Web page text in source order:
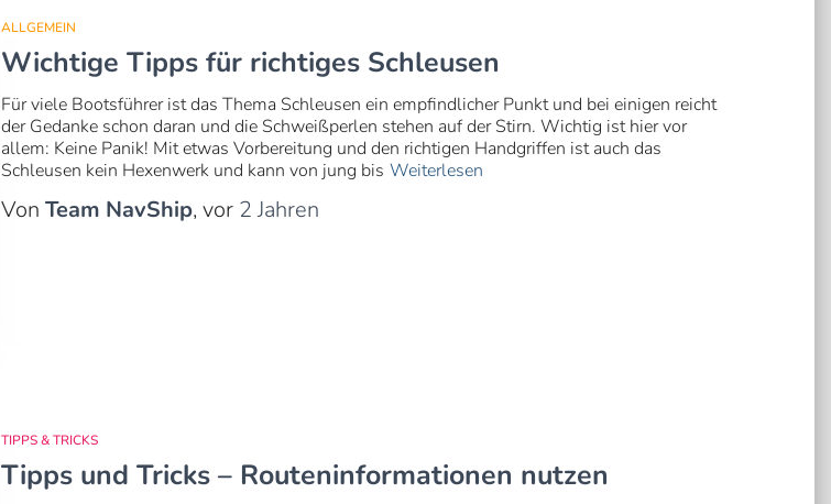
ALLGEMEIN
Wichtige Tipps für richtiges Schleusen
Für viele Bootsführer ist das Thema Schleusen ein empfindlicher Punkt und bei einigen reicht
der Gedanke schon daran und die Schweißperlen stehen auf der Stirn. Wichtig ist hier vor
allem: Keine Panik! Mit etwas Vorbereitung und den richtigen Handgriffen ist auch das
Schleusen kein Hexenwerk und kann von jung bis Weiterlesen
Von Team NavShip, vor 2 Jahren
TIPPS & TRICKS
Tipps und Tricks – Routeninformationen nutzen